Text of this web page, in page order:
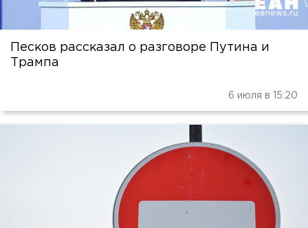
Песков рассказал о разговоре Путина и
Трампа
6 июля в 15:20